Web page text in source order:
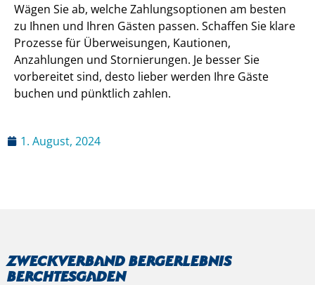
Wägen Sie ab, welche Zahlungsoptionen am besten
zu Ihnen und Ihren Gästen passen. Schaffen Sie klare
Prozesse für Überweisungen, Kautionen,
Anzahlungen und Stornierungen. Je besser Sie
vorbereitet sind, desto lieber werden Ihre Gäste
buchen und pünktlich zahlen.
1. August, 2024
Zweckverband Bergerlebnis
Berchtesgaden